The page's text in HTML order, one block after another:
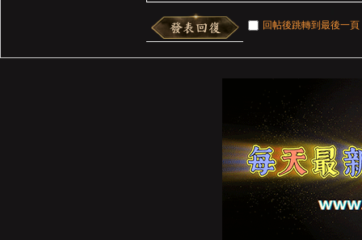
回帖後跳轉到最後一頁